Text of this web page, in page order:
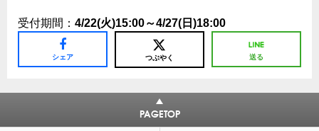
受付期間： 4/22(火)15:00～4/27(日)18:00
シェア つぶやく 送る
PAGETOP